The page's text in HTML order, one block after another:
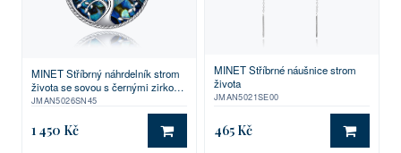
MINET Stříbrný náhrdelník strom
života se sovou s černými zirkony
a perletí
JMAN5026SN45
1 450 Kč DO KOŠÍKU
MINET Stříbrné náušnice strom
života
JMAN5021SE00
465 Kč DO